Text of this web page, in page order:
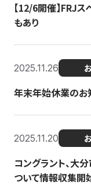
【12/6開催】FRJ
もあり
2025.11.26
年末年始休業のお
2025.11.20
コングラント、大
ついて情報収集開